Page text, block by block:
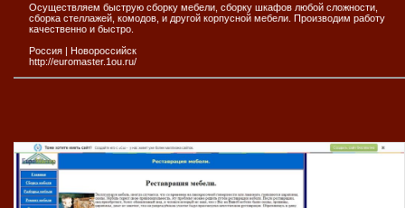
Осуществляем быструю сборку мебели, сборку шкафов любой сложности,
сборка стеллажей, комодов, и другой корпусной мебели. Производим работу
качественно и быстро.
Россия | Новороссийск
http://euromaster.1ou.ru/